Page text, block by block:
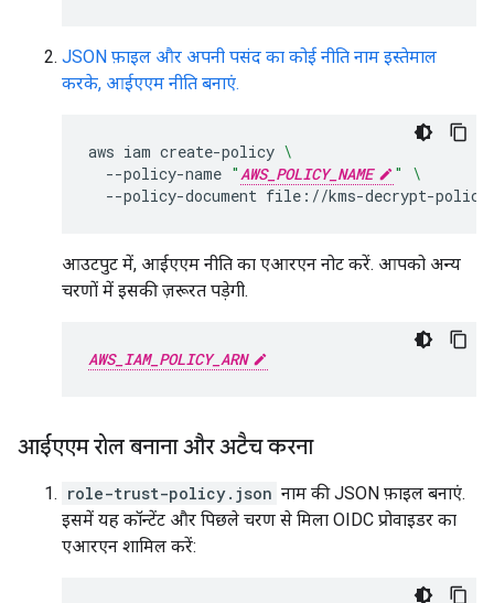
JSON फ़ाइल और अपनी पसंद का कोई नीति नाम इस्तेमाल
करके, आईएएम नीति बनाएं.
aws iam create-policy \
--policy-name "AWS_POLICY_NAME "
\
--policy-document
आउटपुट में, आईएएम नीति का एआरएन नोट करें. आपको अन्य
चरणों में इसकी ज़रूरत पड़ेगी.
AWS_IAM_POLICY_ARN
आईएएम रोल बनाना और अटैच करना
role-trust-policy.json नाम की JSON फ़ाइल बनाएं.
इसमें यह कॉन्टेंट और पिछले चरण से मिला OIDC प्रोवाइडर का
एआरएन शामिल करें: